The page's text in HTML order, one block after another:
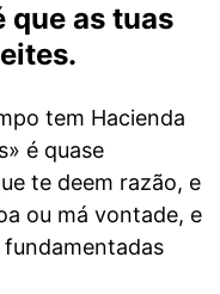
que as tuas
tem Hacienda
é quase
te deem razão, e
ou má vontade, e
fundamentadas